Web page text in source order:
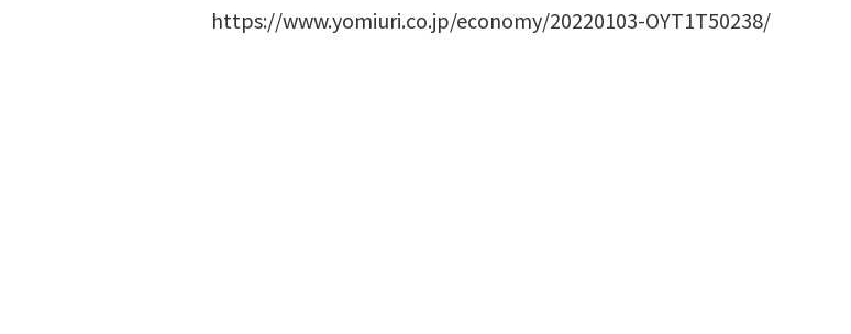
https://www.yomiuri.co.jp/economy/20220103-OYT1T50238/